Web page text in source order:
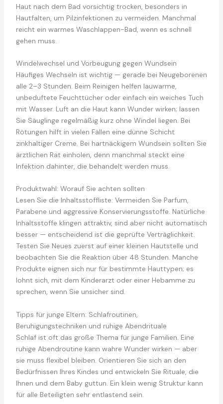
Haut nach dem Bad vorsichtig trocken, besonders in
Hautfalten, um Pilzinfektionen zu vermeiden. Manchmal
reicht ein warmes Waschlappen-Bad, wenn es schnell
gehen muss.
Windelwechsel und Vorbeugung gegen Wundsein
Häufiges Wechseln ist wichtig — gerade bei Neugeborenen
alle 2–3 Stunden. Beim Reinigen helfen lauwarme,
unbeduftete Feuchttücher oder einfach ein weiches Tuch
mit Wasser. Luft an die Haut kann Wunder wirken; lassen
Sie Säuglinge regelmäßig kurz ohne Windel liegen. Bei
Rötungen hilft in vielen Fällen eine dünne Schicht
zinkhaltiger Creme. Bei hartnäckigem Wundsein sollten Sie
ärztlichen Rat einholen, denn manchmal steckt eine
Infektion dahinter, die behandelt werden muss.
Produktwahl: Worauf Sie achten sollten
Lesen Sie die Inhaltsstoffliste: Vermeiden Sie Parfum,
Parabene und aggressive Konservierungsstoffe. Natürliche
Inhaltsstoffe klingen attraktiv, sind aber nicht automatisch
besser — entscheidend ist die geprüfte Verträglichkeit.
Testen Sie Neues zuerst auf einer kleinen Hautstelle und
beobachten Sie die Reaktion über 48 Stunden. Manche
Produkte eignen sich nur für bestimmte Hauttypen; es
lohnt sich, mit dem Kinderarzt oder einer Hebamme zu
sprechen, wenn Sie unsicher sind.
Tipps für junge Eltern: Schlafroutinen,
Beruhigungstechniken und ruhige Abendrituale
Schlaf ist oft das große Thema für junge Familien. Eine
ruhige Abendroutine kann wahre Wunder wirken — aber
sie muss flexibel bleiben. Orientieren Sie sich an den
Bedürfnissen Ihres Kindes und entwickeln Sie Rituale, die
Ihnen und dem Baby guttun. Ein klein wenig Struktur kann
für alle Beteiligten sehr entlastend sein.